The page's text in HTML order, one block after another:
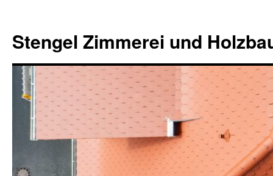
springen
Stengel Zimmerei und